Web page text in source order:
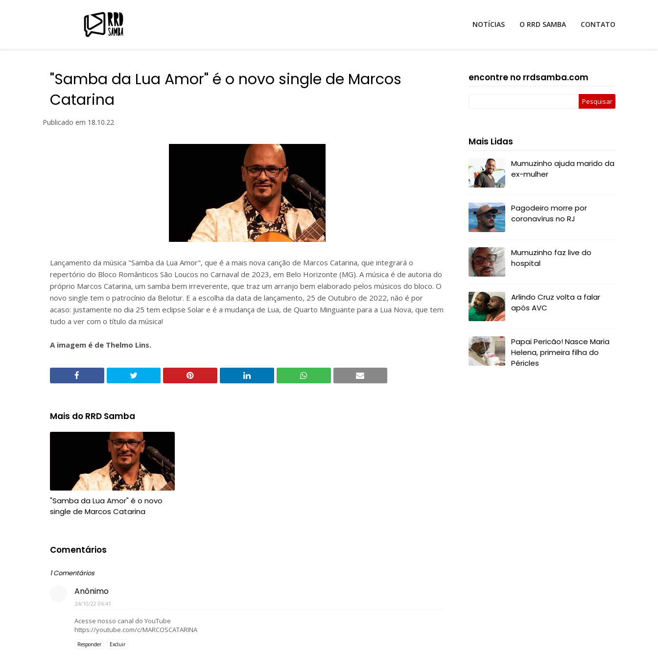
NOTÍCIAS O RRD SAMBA CONTATO
"Samba da Lua Amor" é o novo single de Marcos
Catarina
Publicado em 18.10.22
Lançamento da música "Samba da Lua Amor", que é a mais nova canção de Marcos Catarina, que integrará o
repertório do Bloco Românticos São Loucos no Carnaval de 2023, em Belo Horizonte (MG). A música é de autoria do
próprio Marcos Catarina, um samba bem irreverente, que traz um arranjo bem elaborado pelos músicos do bloco. O
novo single tem o patrocínio da Belotur. E a escolha da data de lançamento, 25 de Outubro de 2022, não é por
acaso: justamente no dia 25 tem eclipse Solar e é a mudança de Lua, de Quarto Minguante para a Lua Nova, que tem
tudo a ver com o título da música!
A imagem é de Thelmo Lins.
Mais do RRD Samba
"Samba da Lua Amor" é o novo
single de Marcos Catarina
Comentários
1 Comentários
Anônimo
24/10/22 06:41
Acesse nosso canal do YouTube
https://youtube.com/c/MARCOSCATARINA
Responder Excluir
encontre no rrdsamba.com
Mais Lidas
Mumuzinho ajuda marido da
ex-mulher
Pagodeiro morre por
coronavírus no RJ
Mumuzinho faz live do
hospital
Arlindo Cruz volta a falar
após AVC
Papai Pericão! Nasce Maria
Helena, primeira filha do
Péricles